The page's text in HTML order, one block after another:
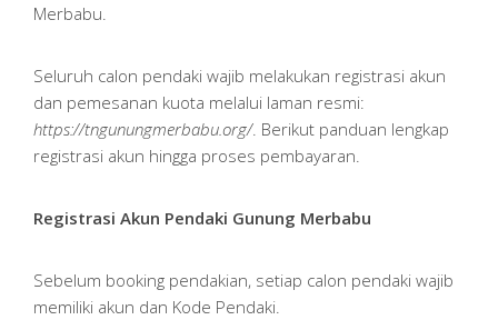
Merbabu.
Seluruh calon pendaki wajib melakukan registrasi akun
dan pemesanan kuota melalui laman resmi:
https://tngunungmerbabu.org/. Berikut panduan lengkap
registrasi akun hingga proses pembayaran.
Registrasi Akun Pendaki Gunung Merbabu
Sebelum booking pendakian, setiap calon pendaki wajib
memiliki akun dan Kode Pendaki.